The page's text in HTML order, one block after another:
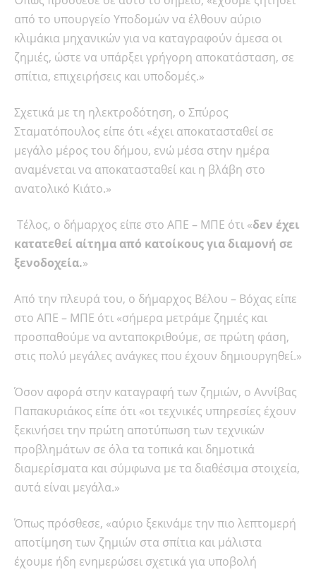
από το υπουργείο Υποδομών να έλθουν αύριο
κλιμάκια μηχανικών για να καταγραφούν άμεσα οι
ζημιές, ώστε να υπάρξει γρήγορη αποκατάσταση, σε
σπίτια, επιχειρήσεις και υποδομές.»
Σχετικά με τη ηλεκτροδότηση, ο Σπύρος
Σταματόπουλος είπε ότι «έχει αποκατασταθεί σε
μεγάλο μέρος του δήμου, ενώ μέσα στην ημέρα
αναμένεται να αποκατασταθεί και η βλάβη στο
ανατολικό Κιάτο.»
Τέλος, ο δήμαρχος είπε στο ΑΠΕ – ΜΠΕ ότι «δεν έχει
κατατεθεί αίτημα από κατοίκους για διαμονή σε
ξενοδοχεία.»
Από την πλευρά του, ο δήμαρχος Βέλου – Βόχας είπε
στο ΑΠΕ – ΜΠΕ ότι «σήμερα μετράμε ζημιές και
προσπαθούμε να ανταποκριθούμε, σε πρώτη φάση,
στις πολύ μεγάλες ανάγκες που έχουν δημιουργηθεί.»
Όσον αφορά στην καταγραφή των ζημιών, ο Αννίβας
Παπακυριάκος είπε ότι «οι τεχνικές υπηρεσίες έχουν
ξεκινήσει την πρώτη αποτύπωση των τεχνικών
προβλημάτων σε όλα τα τοπικά και δημοτικά
διαμερίσματα και σύμφωνα με τα διαθέσιμα στοιχεία,
αυτά είναι μεγάλα.»
Όπως πρόσθεσε, «αύριο ξεκινάμε την πιο λεπτομερή
αποτίμηση των ζημιών στα σπίτια και μάλιστα
έχουμε ήδη ενημερώσει σχετικά για υποβολή